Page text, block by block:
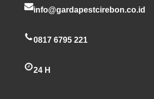
info@gardapestcirebon.co.id
0817 6795 221
24 H